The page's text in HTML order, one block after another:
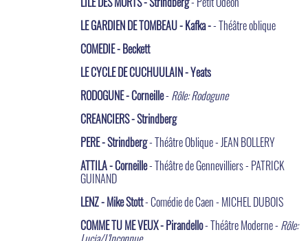
LE GARDIEN DE TOMBEAU - Kafka -- Théâtre oblique
COMEDIE - Beckett
LE CYCLE DE CUCHUULAIN - Yeats
RODOGUNE - Corneille- Rôle: Rodogune
CREANCIERS - Strindberg
PERE - Strindberg- Théâtre Oblique - JEAN BOLLERY
ATTILA - Corneille- Théâtre de Gennevilliers - PATRICK
GUINAND
LENZ - Mike Stott- Comédie de Caen - MICHEL DUBOIS
COMME TU ME VEUX - Pirandello- Théâtre Moderne - Rôle: